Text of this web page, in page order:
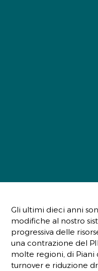
Gli ultimi dieci anni
modifiche al nostro
progressiva delle
una contrazione del
molte regioni, di
turnover e riduzione